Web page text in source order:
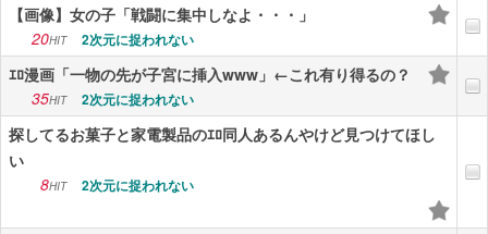
【画像】女の子「戦闘に集中しなよ・・・」
20HIT 2次元に捉われない
ｴﾛ漫画「一物の先が子宮に挿入www」←これ有り得るの？
35HIT 2次元に捉われない
探してるお菓子と家電製品のｴﾛ同人あるんやけど見つけてほし
い
8HIT 2次元に捉われない